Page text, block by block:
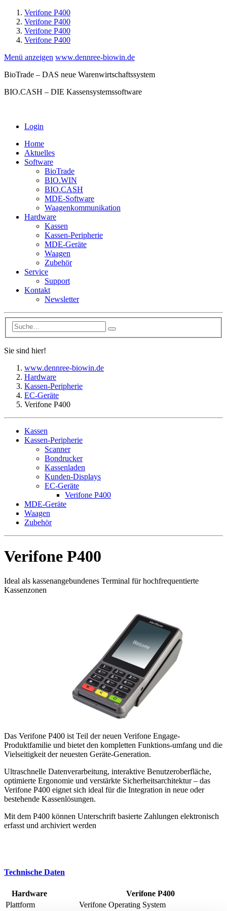
Verifone P400
Verifone P400
Verifone P400
Verifone P400
Menü anzeigen www.dennree-biowin.de
BioTrade – DAS neue Warenwirtschaftssystem
BIO.CASH – DIE Kassensystemssoftware
Login
Home
Aktuelles
Software
BioTrade
BIO.WIN
BIO.CASH
MDE-Software
Waagenkommunikation
Hardware
Kassen
Kassen-Peripherie
MDE-Geräte
Waagen
Zubehör
Service
Support
Kontakt
Newsletter
Sie sind hier!
www.dennree-biowin.de
Hardware
Kassen-Peripherie
EC-Geräte
Verifone P400
Kassen
Kassen-Peripherie
Scanner
Bondrucker
Kassenladen
Kunden-Displays
EC-Geräte
Verifone P400
MDE-Geräte
Waagen
Zubehör
Verifone P400
Ideal als kassenangebundenes Terminal für hochfrequentierte
Kassenzonen
Das Verifone P400 ist Teil der neuen Verifone Engage-
Produktfamilie und bietet den kompletten Funktions-umfang und die
Vielseitigkeit der neuesten Geräte-Generation.
Ultraschnelle Datenverarbeitung, interaktive Benutzeroberfläche,
optimierte Ergonomie und verstärkte Sicherheitsarchitektur – das
Verifone P400 eignet sich ideal für die Integration in neue oder
bestehende Kassenlösungen.
Mit dem P400 können Unterschrift basierte Zahlungen elektronisch
erfasst und archiviert werden
Technische Daten
Hardware
Verifone P400
Plattform
Verifone Operating System